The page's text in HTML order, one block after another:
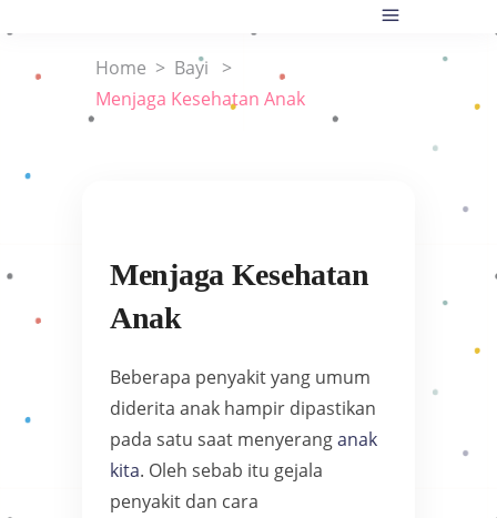
Home > Bayi
>
Menjaga Kesehatan Anak
Menjaga Kesehatan
Anak
Beberapa penyakit yang umum
diderita anak hampir dipastikan
pada satu saat menyeranganak
kita. Oleh sebab itu gejala
penyakit dan cara